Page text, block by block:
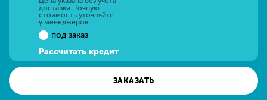
доставки. Точную
стоимость уточняйте
у менеджеров
под заказ
Рассчитать кредит
ЗАКАЗАТЬ